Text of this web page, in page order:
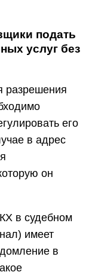
подать
услуг без
разрешения
его
в адрес
он
в судебном
имеет
в